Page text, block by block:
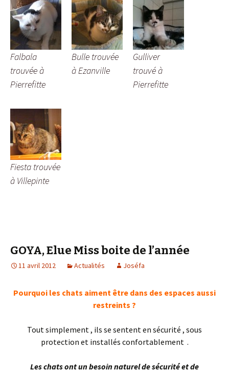
Falbala
trouvée à
Pierrefitte
Bulle trouvée
à Ezanville
Gulliver
trouvé à
Pierrefitte
Fiesta trouvée
à Villepinte
GOYA, Elue Miss boite de l’année
11 avril 2012 Actualités Joséfa
Pourquoi les chats aiment être dans des espaces aussi
restreints ?
Tout simplement , ils se sentent en sécurité , sous
protection et installés confortablement .
Les chats ont un besoin naturel de sécurité et de